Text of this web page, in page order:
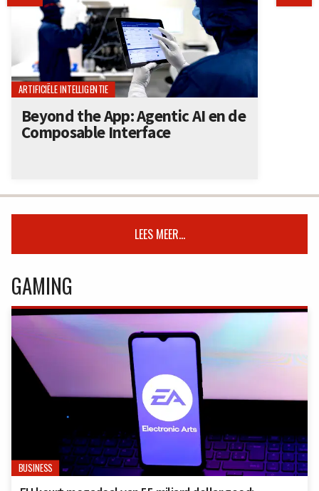
ARTIFICIËLE INTELLIGENTIE
Beyond the App: Agentic AI en de
Composable Interface
LEES MEER...
GAMING
BUSINESS